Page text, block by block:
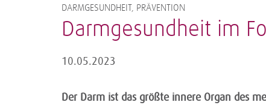
DARMGESUNDHEIT, PRÄVENTION
Darmgesundheit im
10.05.2023
Der Darm ist das größte innere Organ des